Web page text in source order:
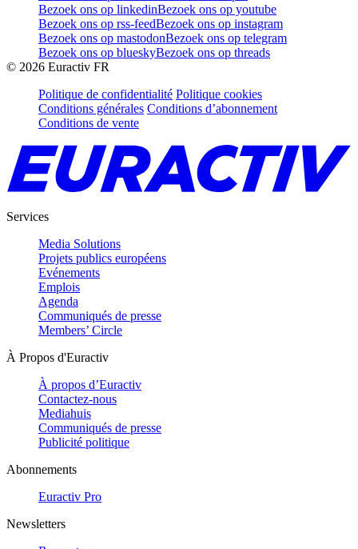
Bezoek ons op linkedinBezoek ons op youtube
Bezoek ons op rss-feedBezoek ons op instagram
Bezoek ons op mastodonBezoek ons op telegram
Bezoek ons op blueskyBezoek ons op threads
© 2026 Euractiv FR
Politique de confidentialité Politique cookies
Conditions générales Conditions d’abonnement
Conditions de vente
Services
Media Solutions
Projets publics européens
Evénements
Emplois
Agenda
Communiqués de presse
Members’ Circle
À Propos d'Euractiv
À propos d’Euractiv
Contactez-nous
Mediahuis
Communiqués de presse
Publicité politique
Abonnements
Euractiv Pro
Newsletters